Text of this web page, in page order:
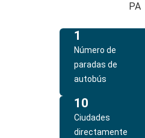
PA
1
Número de
paradas de
autobús
10
Ciudades
directamente